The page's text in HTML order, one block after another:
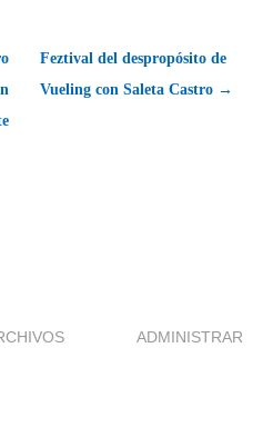
Feztival del despropósito de
Vueling con Saleta Castro →
ADMINISTRAR